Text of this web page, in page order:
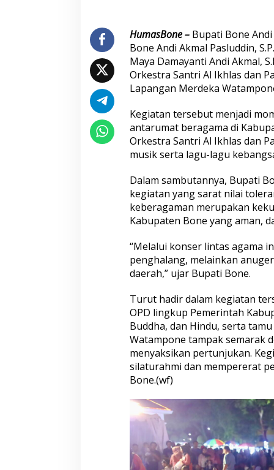
l
u
p
a
t
B
o
n
e
H
i
r
i
K
n
s
e
r
i
n
t
a
s
A
g
a
m
d
i
a
p
a
HumasBone – Bupati Bone
Bone Andi Akmal Pasluddin,
Maya Damayanti Andi Akmal,
Orkestra Santri Al Ikhlas dan
Lapangan Merdeka
Kegiatan tersebut menjadi
antarumat beragama di
Orkestra Santri Al Ikhlas dan
musik serta lagu-lagu
Dalam sambutannya, Bupati
kegiatan yang sarat nilai
keberagaman merupakan
Kabupaten Bone yang aman,
“Melalui konser lintas agama
penghalang, melainkan
daerah,” ujar Bupati Bone.
Turut hadir dalam kegiatan
OPD lingkup Pemerintah
Buddha, dan Hindu, serta
Watampone tampak semarak
menyaksikan pertunjukan.
silaturahmi dan mempererat
Bone.(wf)